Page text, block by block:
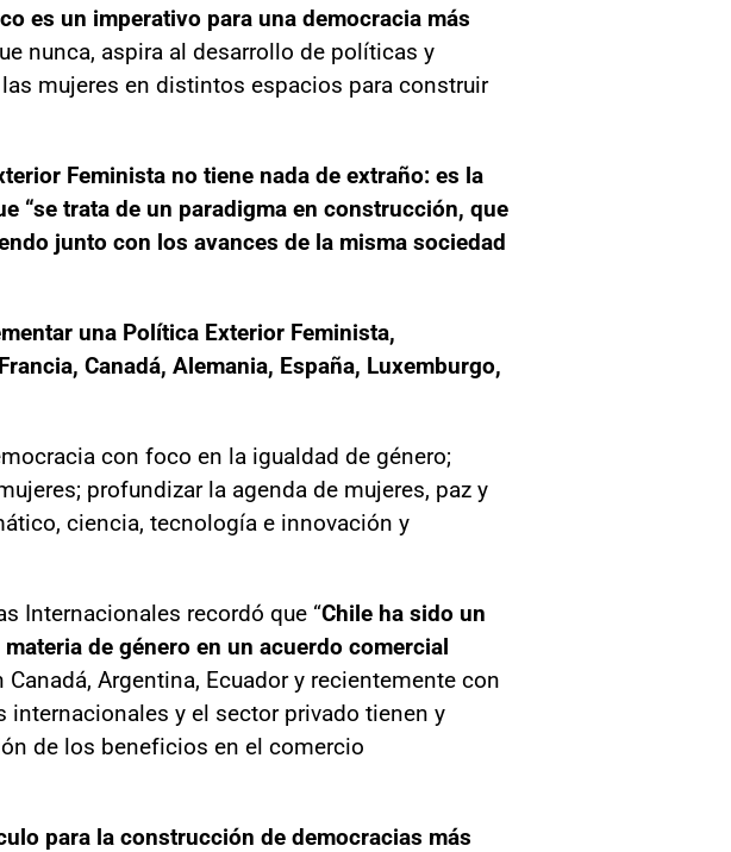
es un imperativo para una democracia más
nunca, aspira al desarrollo de políticas y
mujeres en distintos espacios para construir
Feminista no tiene nada de extraño: es la
“se trata de un paradigma en construcción, que
junto con los avances de la misma sociedad
una Política Exterior Feminista,
Canadá, Alemania, España, Luxemburgo,
con foco en la igualdad de género;
profundizar la agenda de mujeres, paz y
ciencia, tecnología e innovación y
Internacionales recordó que “Chile ha sido un
de género en un acuerdo comercial
Argentina, Ecuador y recientemente con
internacionales y el sector privado tienen y
de los beneficios en el comercio
para la construcción de democracias más